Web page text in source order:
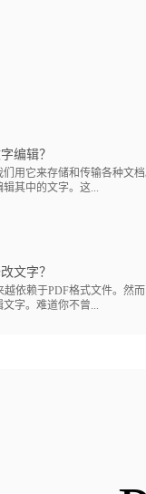
编辑？
用它来存储和传输各种文
其中的文字。这...
文字？
依赖于PDF格式文件。然
字。难道你不曾...